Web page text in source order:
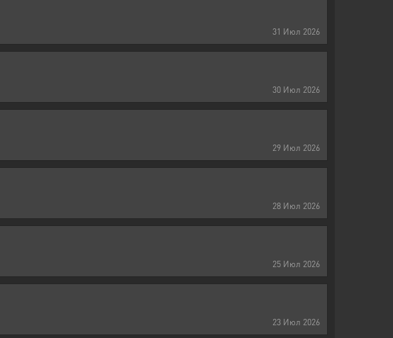
31 Июл 2026
30 Июл 2026
29 Июл 2026
28 Июл 2026
25 Июл 2026
23 Июл 2026